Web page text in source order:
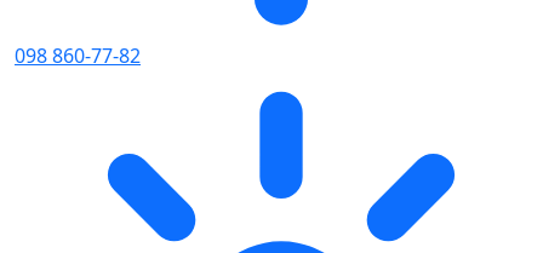
098 860-77-82